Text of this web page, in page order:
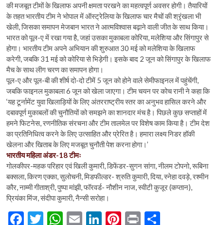
की मजबूत टीमों के खिलाफ अपनी क्षमता परखने का महत्वपूर्ण अवसर होगी। तैयारियों
के तहत भारतीय टीम ने भोपाल में ऑस्ट्रेलिया के खिलाफ चार मैचों की श्रृंखला भी
खेली, जिसका समापन मेजबान भारत ने आत्मविश्वास बढ़ाने वाली जीत के साथ किया।
भारत को पूल-ए में रखा गया है, जहां उसका मुकाबला कोरिया, मलेशिया और सिंगापुर से
होगा। भारतीय टीम अपने अभियान की शुरुआत 30 मई को मलेशिया के खिलाफ
करेगी, जबकि 31 मई को कोरिया से भिड़ेगी। इसके बाद 2 जून को सिंगापुर के खिलाफ
मैच के साथ लीग चरण का समापन होगा।
पूल-ए और पूल-बी की शीर्ष दो-दो टीमें 5 जून को होने वाले सेमीफाइनल में पहुंचेंगी,
जबकि फाइनल मुकाबला 6 जून को खेला जाएगा। टीम चयन पर कोच रानी ने कहा कि
‘यह टूर्नामेंट युवा खिलाड़ियों के लिए अंतरराष्ट्रीय स्तर का अनुभव हासिल करने और
दबावपूर्ण मुकाबलों की चुनौतियों को समझने का शानदार मंच है। पिछले कुछ सप्ताहों में
हमने फिटनेस, रणनीतिक संरचना और टीम तालमेल पर विशेष काम किया है। टीम देश
का प्रतिनिधित्व करने के लिए उत्साहित और प्रेरित है। हमारा लक्ष्य निडर हॉकी
खेलना और खिताब के लिए मजबूत चुनौती पेश करना होगा।’
भारतीय महिला अंडर-18 टीमः
गोलकीपर-महक परिहार एवं खिली कुमारी, डिफेंडर-सुगन सांगा, नीलम टोपनो, रूबिना
बक्सला, किरण एक्का, सुलोचनी, मिडफील्डर- श्रुति कुमारी, दिया, स्नेहा दवड़े, रश्मीन
कौर, नाम्मी गीताश्री, पुष्पा मांझी, फॉरवर्ड- नौशीन नाज, स्वीटी कुजूर (कप्तान),
प्रियंका मिंज, संदीपा कुमारी, नैन्सी सरोहा।
F
T
W E
Li Pi Pr